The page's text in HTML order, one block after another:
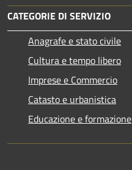
CATEGORIE DI SERVIZIO
Anagrafe e stato civile
Cultura e tempo libero
Imprese e Commercio
Catasto e urbanistica
Educazione e formazione